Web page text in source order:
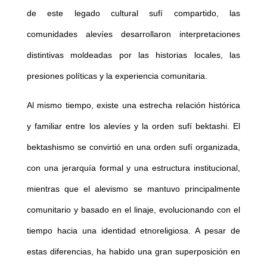
de este legado cultural sufí compartido, las
comunidades alevíes desarrollaron interpretaciones
distintivas moldeadas por las historias locales, las
presiones políticas y la experiencia comunitaria.
Al mismo tiempo, existe una estrecha relación histórica
y familiar entre los alevíes y la orden sufí bektashi. El
bektashismo se convirtió en una orden sufí organizada,
con una jerarquía formal y una estructura institucional,
mientras que el alevismo se mantuvo principalmente
comunitario y basado en el linaje, evolucionando con el
tiempo hacia una identidad etnoreligiosa. A pesar de
estas diferencias, ha habido una gran superposición en